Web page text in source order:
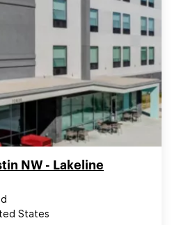
NW - Lakeline
States